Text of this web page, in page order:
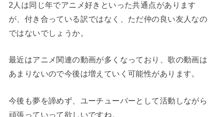
2人は同じ年でアニメ好きといった共通点があります
が、付き合っている訳ではなく、ただ仲の良い友人なの
ではないでしょうか。
最近はアニメ関連の動画が多くなっており、歌の動画は
あまりないので今後は増えていく可能性があります。
今後も夢を諦めず、ユーチューバーとして活動しながら
頑張っていって欲しいですね。